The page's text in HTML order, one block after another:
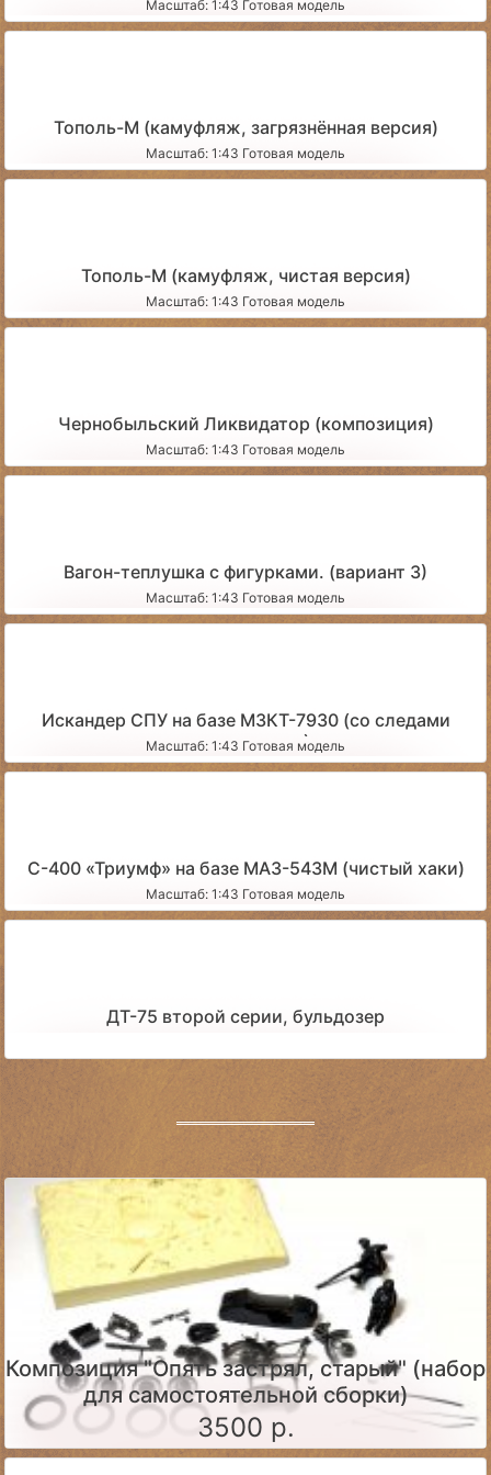
Масштаб: 1:43 Готовая модель
Тополь-М (камуфляж, загрязнённая версия)
Масштаб: 1:43 Готовая модель
Тополь-М (камуфляж, чистая версия)
Масштаб: 1:43 Готовая модель
Чернобыльский Ликвидатор (композиция)
Масштаб: 1:43 Готовая модель
Вагон-теплушка с фигурками. (вариант 3)
Масштаб: 1:43 Готовая модель
Искандер СПУ на базе МЗКТ-7930 (со следами
эксплуатации)
Масштаб: 1:43 Готовая модель
С-400 «Триумф» на базе МАЗ-543М (чистый хаки)
Масштаб: 1:43 Готовая модель
ДТ-75 второй серии, бульдозер
Композиция "Опять застрял, старый" (набор
для самостоятельной сборки)
3500 р.